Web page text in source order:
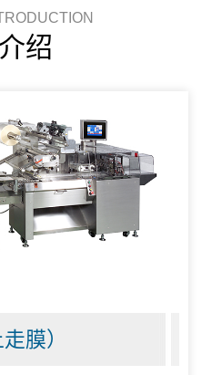
绍
膜）